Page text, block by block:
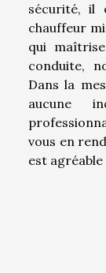
sécurité, il
chauffeur
qui
conduite,
Dans la
aucune
vous en
est